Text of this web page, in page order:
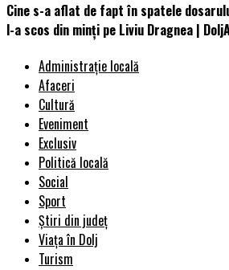
Cine s-a aflat de fapt în spatele
l-a scos din minți pe Liviu Dragnea |
Administrație locală
Afaceri
Cultură
Eveniment
Exclusiv
Politică locală
Social
Sport
Știri din județ
Viața în Dolj
Turism